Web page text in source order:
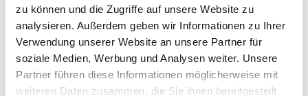
zu können und die Zugriffe auf unsere Website zu
analysieren. Außerdem geben wir Informationen zu Ihrer
Verwendung unserer Website an unsere Partner für
soziale Medien, Werbung und Analysen weiter. Unsere
Partner führen diese Informationen möglicherweise mit
weiteren Daten zusammen, die Sie ihnen bereitgestellt
deutschsprachigen Raum zeigt die Umsatzentwicklung für die
Jahre 2022, 2023 und 2024. Fachmedienunternehmen spielen
dabei ganz oben im Ranking mit: Sie machen über die Hälfte
der Verlage in den Top 15 aus. An der Spitze steht Springer
Nature gefolgt von der Haufe Group auf Platz zwei. Unter den
ersten 15 Platzierungen befinden sich etwa auch Wolters